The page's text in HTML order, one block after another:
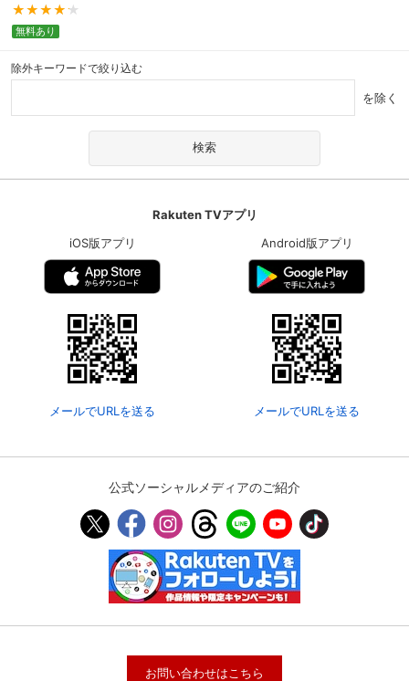
無料あり
除外キーワードで絞り込む
を除く
Rakuten TVアプリ
iOS版アプリ
メールでURLを送る
Android版アプリ
メールでURLを送る
公式ソーシャルメディアのご紹介
お問い合わせはこちら